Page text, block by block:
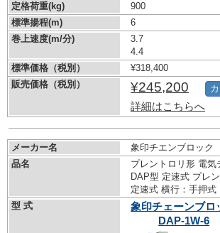
定格荷重(kg)
900
標準揚程(m)
6
巻上速度(m/分)
3.7
4.4
標準価格（税別）
¥318,400
販売価格（税別）
¥245,200
詳細はこちらへ
メーカー名
象印チエンブロック
品名
プレントロリ形 電気
DAP型 定速式 プレ
定速式 横行：手押式
型 式
象印チェーンブロ
DAP-1W-6